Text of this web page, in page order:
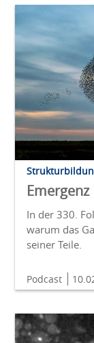
Emergenz
In der 330.
warum das
seiner Teile.
Podcast